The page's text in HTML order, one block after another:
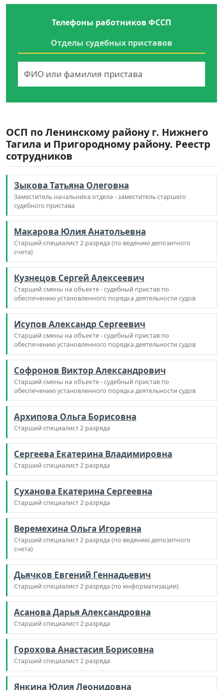
Телефоны работников ФССП
Отделы судебных приставов
ОСП по Ленинскому району г. Нижнего
Тагила и Пригородному району. Реестр
сотрудников
Зыкова Татьяна Олеговна
Заместитель начальника отдела - заместитель старшего
судебного пристава
Макарова Юлия Анатольевна
Старший специалист 2 разряда (по ведению депозитного
счета)
Кузнецов Сергей Алексеевич
Старший смены на объекте - судебный пристав по
обеспечению установленного порядка деятельности судов
Исупов Александр Сергеевич
Старший смены на объекте - судебный пристав по
обеспечению установленного порядка деятельности судов
Софронов Виктор Александрович
Старший смены на объекте - судебный пристав по
обеспечению установленного порядка деятельности судов
Архипова Ольга Борисовна
Старший специалист 2 разряда
Сергеева Екатерина Владимировна
Старший специалист 2 разряда
Суханова Екатерина Сергеевна
Старший специалист 2 разряда
Веремехина Ольга Игоревна
Старший специалист 2 разряда (по ведению депозитного
счета)
Дьячков Евгений Геннадьевич
Старший специалист 2 разряда (по информатизации)
Асанова Дарья Александровна
Старший специалист 2 разряда
Горохова Анастасия Борисовна
Старший специалист 2 разряда
Янкина Юлия Леонидовна